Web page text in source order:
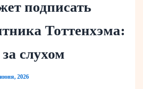
подписать
Тоттенхэма:
слухом
2026